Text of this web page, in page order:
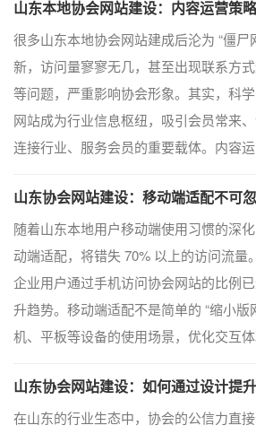
山东本地协会网站建设：内容运营策略助网
很多山东本地协会网站建成后沦为 “僵尸
新，访问量寥寥无几，甚至出现联系方
等问题，严重影响协会形象。其实，科
网站成为行业信息枢纽，吸引会员常来
连接行业、服务会员的重要载体。内容
山东协会网站建设：移动端适配不可忽视
随着山东本地用户移动端使用习惯的深
动端适配，将错失 70% 以上的访问流量
企业用户通过手机访问协会网站的比例
升趋势。移动端适配不是简单的 “缩小版
机、平板等设备的使用场景，优化交互
山东协会网站建设：如何通过设计提
在山东的行业生态中，协会的公信力直